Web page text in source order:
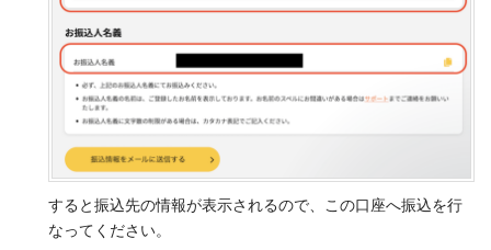
すると振込先の情報が表示されるので、この口座へ振込を行
なってください。